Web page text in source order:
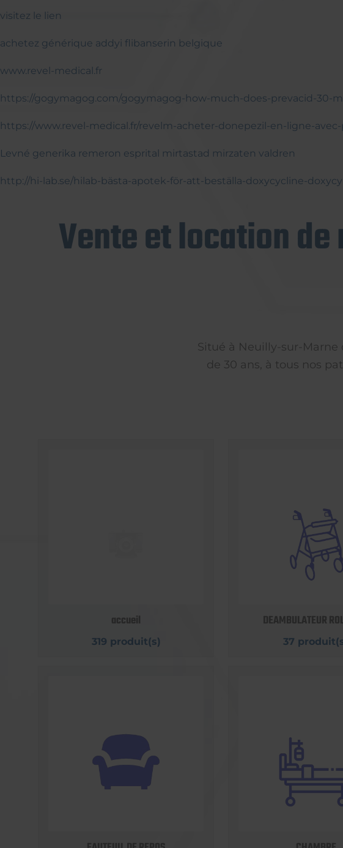
visitez le lien
achetez générique addyi flibanserin belgique
www.revel-medical.fr
https://gogymagog.com/gogymagog-how-much-does-prevacid-30-
https://www.revel-medical.fr/revelm-acheter-donepezil-en-ligne-
Levné generika remeron esprital mirtastad mirzaten valdren
http://hi-lab.se/hilab-bästa-apotek-för-att-beställa-doxycycline-
Vente et location
Situé à Neuilly-sur-Marne
de 30 ans, à tous nos
accueil
319 produit(s)
DEAMBULATEUR
37